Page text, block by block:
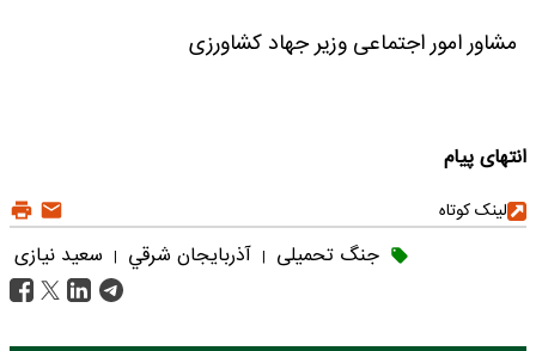
مشاور امور اجتماعی وزیر جهاد کشاورزی
انتهای پیام
لینک کوتاه
جنگ تحمیلی | آذربايجان شرقي | سعید نیازی